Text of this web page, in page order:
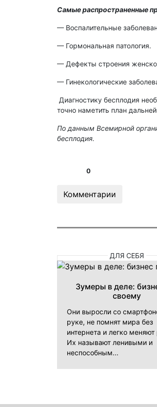
Самые распространенные
— Воспалительные
— Гормональная патология.
— Дефекты строения
— Гинекологические
Диагностику бесплодия
точно наметить план
По данным Всемирной
бесплодия.
0
Комментарии
ДЛЯ СЕБЯ
Зумеры в деле:
своему
Они выросли со
руке, не помнят мира без
интернета и легко меняют
Их называют ленивыми и
неспособным...